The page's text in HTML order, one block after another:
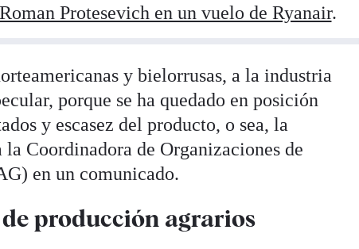
Protesevich en un vuelo de Ryanair.
y bielorrusas, a la industria
porque se ha quedado en posición
y escasez del producto, o sea, la
Coordinadora de Organizaciones de
en un comunicado.
producción agrarios